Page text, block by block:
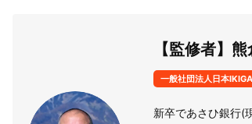
【監修者】
一般社団法人日本
新卒であさひ銀行(